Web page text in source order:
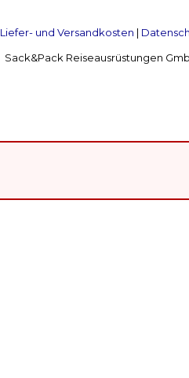
Liefer- und Versandkosten |
Sack&Pack Reiseausrüstungen